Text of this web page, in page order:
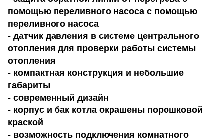
помощью переливного насоса с помощью
переливного насоса
- датчик давления в системе центрального
отопления для проверки работы системы
отопления
- компактная конструкция и небольшие
габариты
- современный дизайн
- корпус и бак котла окрашены порошковой
краской
- возможность подключения комнатного